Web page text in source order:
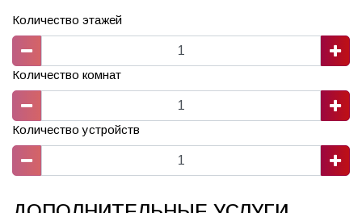
Количество этажей
Количество комнат
Количество устройств